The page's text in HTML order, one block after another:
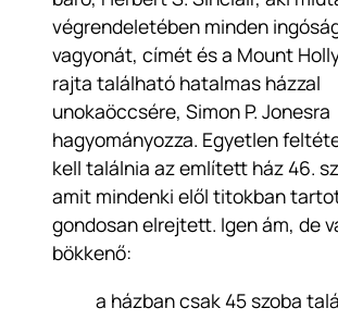
végrendeletében minden
vagyonát, címét és a Mount
rajta található hatalmas házzal
unokaöccsére, Simon P. Jonesra
hagyományozza. Egyetlen
kell találnia az említett ház 46.
amit mindenki elől titokban
gondosan elrejtett. Igen ám, de
bökkenő:
a házban csak 45 szoba